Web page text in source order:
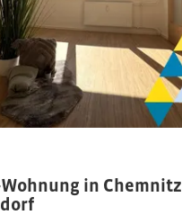
Wohnung in Chemnitz